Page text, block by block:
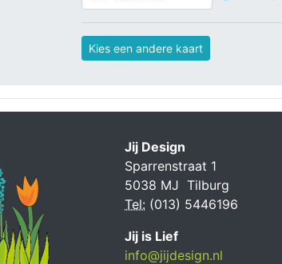
Kies een andere kaart
Jij Design
Sparrenstraat 1
5038 MJ Tilburg
Tel: (013) 5446196
Jij is Lief
info@jijdesign.nl